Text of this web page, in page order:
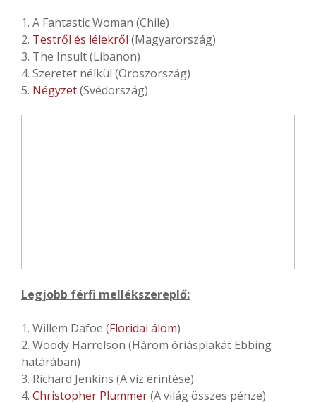
1. A Fantastic Woman (Chile)
2. Testről és lélekről (Magyarország)
3. The Insult (Libanon)
4. Szeretet nélkül (Oroszország)
5. Négyzet(Svédország)
Legjobb férfi mellékszereplő:
1. Willem Dafoe (Floridai álom)
2. Woody Harrelson (Három óriásplakát Ebbing
határában)
3. Richard Jenkins (A víz érintése)
4. Christopher Plummer(A világ összes pénze)